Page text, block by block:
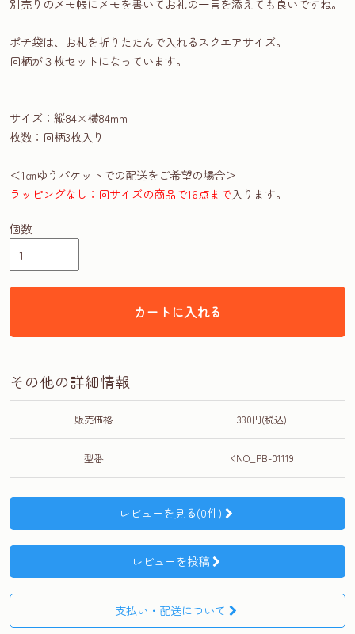
別売りのメモ帳にメモを書いてお礼の一言を添えても良いですね。
ポチ袋は、お札を折りたたんで入れるスクエアサイズ。
同柄が３枚セットになっています。
サイズ：縦84×横84mm
枚数：同柄3枚入り
＜1㎝ゆうパケットでの配送をご希望の場合＞
ラッピングなし：同サイズの商品で16点まで入ります。
個数
カートに入れる
その他の詳細情報
販売価格 330円(税込)
型番 KNO_PB-01119
レビューを見る(0件)
レビューを投稿
支払い・配送について